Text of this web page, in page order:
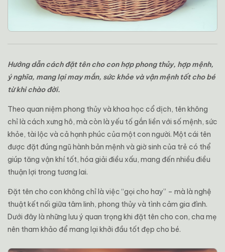
Hướng dẫn cách đặt tên cho con hợp phong thủy, hợp mệnh,
ý nghĩa, mang lại may mắn, sức khỏe và vận mệnh tốt cho bé
từ khi chào đời.
Theo quan niệm phong thủy và khoa học cổ dịch, tên không
chỉ là cách xưng hô, mà còn là yếu tố gắn liền với số mệnh, sức
khỏe, tài lộc và cả hạnh phúc của một con người. Một cái tên
được đặt đúng ngũ hành bản mệnh và giờ sinh của trẻ có thể
giúp tăng vận khí tốt, hóa giải điều xấu, mang đến nhiều điều
thuận lợi trong tương lai.
Đặt tên cho con không chỉ là việc “gọi cho hay” – mà là nghệ
thuật kết nối giữa tâm linh, phong thủy và tình cảm gia đình.
Dưới đây là những lưu ý quan trọng khi đặt tên cho con, cha mẹ
nên tham khảo để mang lại khởi đầu tốt đẹp cho bé.